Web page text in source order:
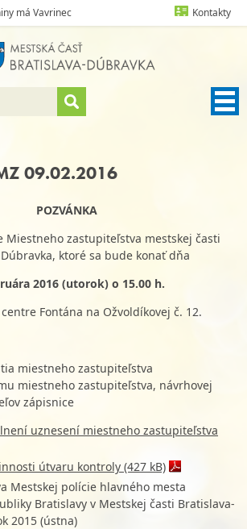
má Vavrinec Kontakty
09.02.2016
POZVÁNKA
Miestneho zastupiteľstva mestskej časti
ktoré sa bude konať dňa
2016 (utorok) o 15.00 h.
Fontána na Ožvoldíkovej č. 12.
miestneho zastupiteľstva
miestneho zastupiteľstva, návrhovej
zápisnice
uznesení miestneho zastupiteľstva
útvaru kontroly (427 kB)
Mestskej polície hlavného mesta
Bratislavy v Mestskej časti Bratislava-
2015 (ústna)